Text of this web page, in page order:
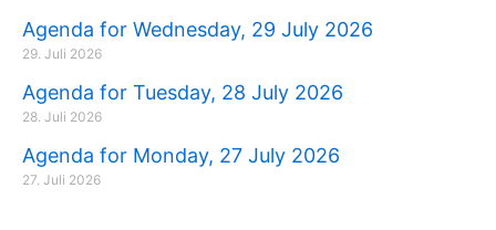
Agenda for Wednesday, 29 July 2026
29. Juli 2026
Agenda for Tuesday, 28 July 2026
28. Juli 2026
Agenda for Monday, 27 July 2026
27. Juli 2026